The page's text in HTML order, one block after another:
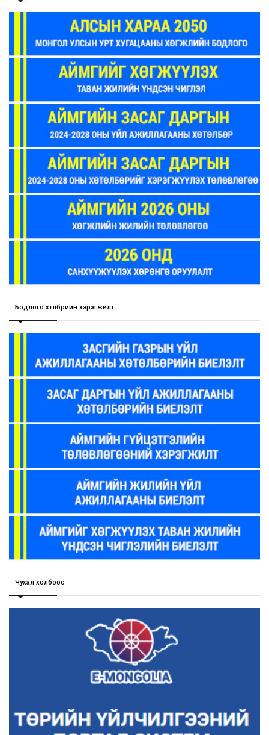
Бодлого хөтөлбөрийн хэрэгжилт
Чухал холбоос